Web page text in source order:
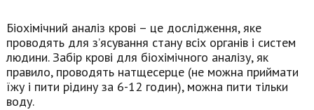
Біохімічний аналіз крові – це дослідження, яке
проводять для з’ясування стану всіх органів і систем
людини. Забір крові для біохімічного аналізу, як
правило, проводять натщесерце (не можна приймати
їжу і пити рідину за 6-12 годин), можна пити тільки
воду.